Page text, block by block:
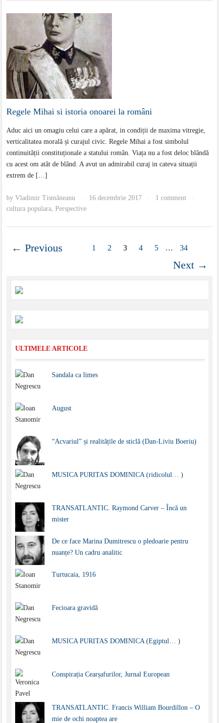
Regele Mihai si istoria onoarei la români
Aduc aici un omagiu celui care a apărat, in condiții de maxima vitregie,
verticalitatea morală și curajul civic. Regele Mihai a fost simbolul
continuității constituționale a statului român. Viața nu a fost deloc blândă
cu acest om atât de blând. A avut un admirabil curaj in cateva situații
extrem de […]
byVladimir Tismăneanu · 16 decembrie 2017 · 1 comment ·
cultura populara ,Perspective
← Previous 1 2 3 4 5 … 34
Next →
ULTIMELE ARTICOLE
Sandala ca limes
August
“Acvariul” și realitățile de sticlă (Dan-Liviu Boeriu)
MUSICA PURITAS DOMINICA (ridicolul… )
TRANSATLANTIC. Raymond Carver – Încă un
mister
De ce face Marina Dumitrescu o pledoarie pentru
nuanțe? Un cadru analitic
Turtucaia, 1916
Fecioara gravidă
MUSICA PURITAS DOMINICA (Egiptul… )
Conspirația Cearșafurilor, Jurnal European
TRANSATLANTIC. Francis William Bourdillon – O
mie de ochi noaptea are